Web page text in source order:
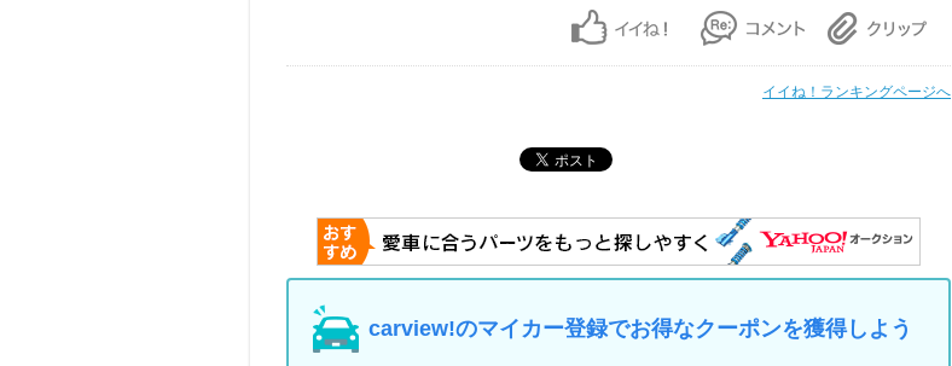
イイね！ランキングページへ
carview!のマイカー登録でお得なクーポンを獲得しよう